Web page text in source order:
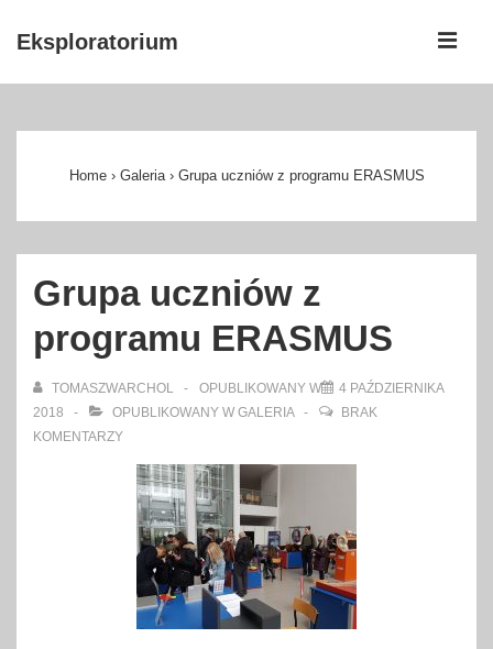
Skip
Content
Eksploratorium
nawigacja
Home › Galeria › Grupa uczniów z programu ERASMUS
Grupa uczniów z
programu ERASMUS
TOMASZWARCHOL OPUBLIKOWANY W
4 PAŹDZIERNIKA
2018
OPUBLIKOWANY W GALERIA
BRAK
KOMENTARZY